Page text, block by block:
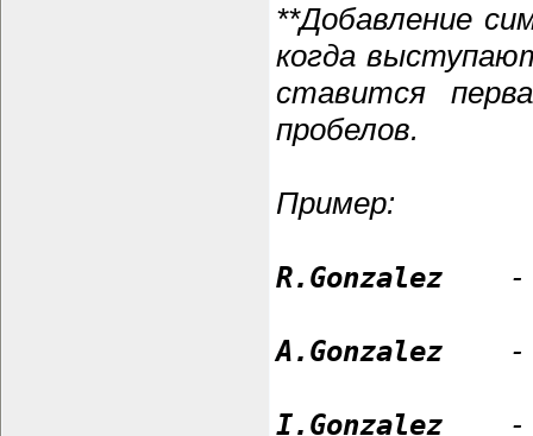
**Добавление
когда
ставится
пробелов.
Пример:
R.Gonzalez -
A.Gonzalez -
I.Gonzalez -